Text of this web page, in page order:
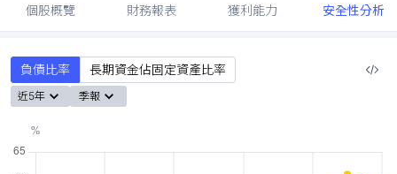
個股概覽 財務報表 獲利能力 安全性分析
負債比率 長期資金佔固定資產比率
近5年 季報